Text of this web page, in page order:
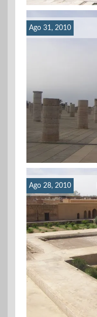
Ago 31, 2010
Ago 28, 2010